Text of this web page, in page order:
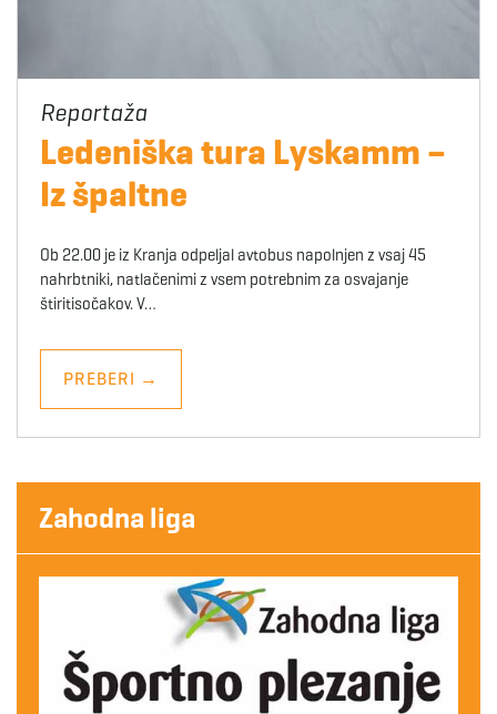
Ledeniška tura Lyskamm –
Iz špaltne
Ob 22.00 je iz Kranja odpeljal avtobus napolnjen z vsaj 45
nahrbtniki, natlačenimi z vsem potrebnim za osvajanje
štiritisočakov. V…
PREBERI →
Zahodna liga